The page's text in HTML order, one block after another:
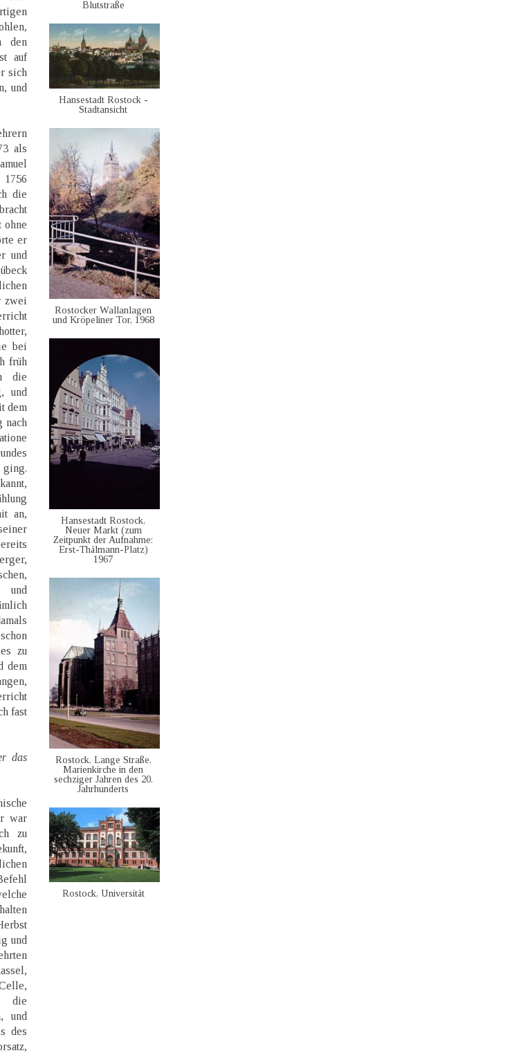
den
auf
sich
und
als
die
ohne
er
und
zwei
bei
früh
die
und
dem
nach
ging.
an,
und
zu
dem
fast
das
war
zu
und
die
und
des
Blutstraße
Hansestadt Rostock -
Stadtansicht
Rostocker Wallanlagen
und Kröpeliner Tor, 1968
Hansestadt Rostock,
Neuer Markt (zum
Zeitpunkt der Aufnahme:
Erst-Thälmann-Platz)
1967
Rostock, Lange Straße,
Marienkirche in den
sechziger Jahren des 20.
Jahrhunderts
Rostock, Universität